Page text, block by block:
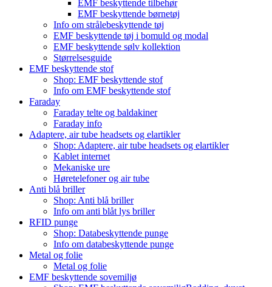
EMF beskyttende tilbehør
EMF beskyttende børnetøj
Info om strålebeskyttende tøj
EMF beskyttende tøj i bomuld og modal
EMF beskyttende sølv kollektion
Størrelsesguide
EMF beskyttende stof
Shop: EMF beskyttende stof
Info om EMF beskyttende stof
Faraday
Faraday telte og baldakiner
Faraday info
Adaptere, air tube headsets og elartikler
Shop: Adaptere, air tube headsets og elartikler
Kablet internet
Mekaniske ure
Høretelefoner og air tube
Anti blå briller
Shop: Anti blå briller
Info om anti blåt lys briller
RFID punge
Shop: Databeskyttende punge
Info om databeskyttende punge
Metal og folie
Metal og folie
EMF beskyttende sovemiljø